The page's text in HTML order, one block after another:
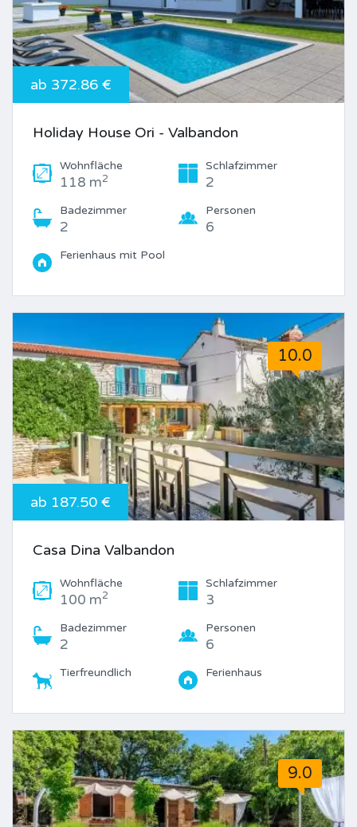
ab 372.86 €
Holiday House Ori - Valbandon
Wohnfläche
118 m2
Schlafzimmer
2
Badezimmer
2
Personen
6
Ferienhaus mit Pool
10.0
ab 187.50 €
Casa Dina Valbandon
Wohnfläche
100 m2
Schlafzimmer
3
Badezimmer
2
Personen
6
Tierfreundlich Ferienhaus
9.0